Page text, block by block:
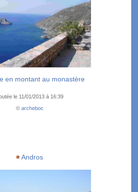
en montant au monastère
le 11/01/2013 à 16:39
© archeboc
Andros